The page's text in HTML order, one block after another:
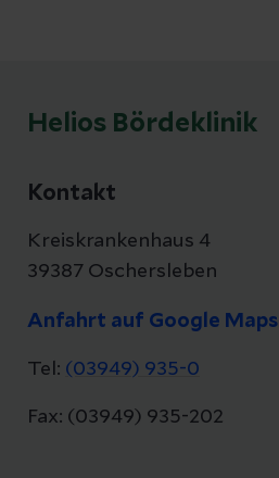
Helios Bördeklinik
Kontakt
Kreiskrankenhaus 4
39387 Oschersleben
Anfahrt auf Google Maps
Tel: (03949) 935-0
Fax: (03949) 935-202